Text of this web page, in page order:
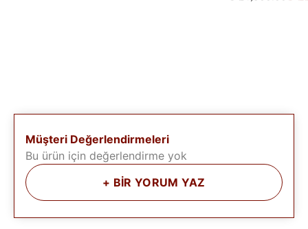
Müşteri Değerlendirmeleri
Bu ürün için değerlendirme yok
+ BİR YORUM YAZ